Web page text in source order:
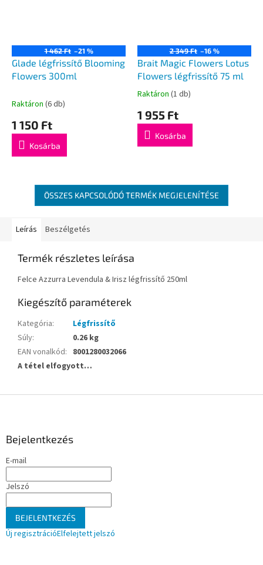
1 462 Ft –21 %
Glade légfrissítő Blooming
Flowers 300ml
Raktáron (6 db)
1 150 Ft
Kosárba
2 349 Ft –16 %
Brait Magic Flowers Lotus
Flowers légfrissítő 75 ml
A
átlagos
értékelése
Raktáron (1 db)
1 955 Ft
Kosárba
ÖSSZES KAPCSOLÓDÓ TERMÉK MEGJELENÍTÉSE
Leírás Beszélgetés
Termék részletes leírása
Felce Azzurra Levendula & Irisz légfrissítő 250ml
Kiegészítő paraméterek
Kategória:
Légfrissítő
Súly:
0.26 kg
EAN vonalkód: 8001280032066
A tétel elfogyott…
Bejelentkezés
E-mail
Jelszó
BEJELENTKEZÉS
Új regisztrációElfelejtett jelszó